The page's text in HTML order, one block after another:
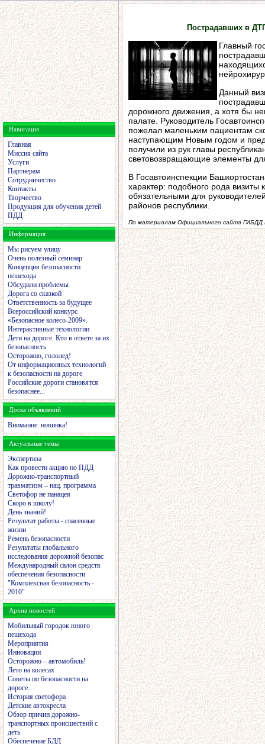
Навигация
Главная
Миссия сайта
Услуги
Партнерам
Сотрудничество
Контакты
Творчество
Продукция для обучения детей
ПДД
Информация
Мы рисуем улицу
Очень полезный семинар
Концепция безопасности
пешехода
Обсудили проблемы
Дорога со сказкой
Ответственность за будущее
Всероссийский конкурс
«Безопасное колесо-2009».
Интерактивные технологии
Дети на дороге. Кто в ответе за их
безопасность
Осторожно, гололед!
От информационных технологий
к безопасности на дороге
Российские дороги становятся
безопаснее...
Доска объявлений
Внимание: новинка!
Актуальные темы
Экспертиза
Как провести акцию по ПДД
Дорожно-транспортный
травматизм – нац. программа
Светофор не панацея
Скоро в школу!
День знаний!
Результат работы - спасенные
жизни
Ремень безопасности
Результаты глобального
исследования дорожной безопас
Международный салон средств
обеспечения безопасности
"Комплексная безопасность -
2010"
Архив новостей
Мобильный городок юного
пешехода
Мероприятия
Инновации
Осторожно – автомобиль!
Лето на колесах
Советы по безопасности на
дороге.
История светофора
Детские автокресла
Обзор причин дорожно-
транспортных происшествий с
деть
Обеспечение БДД
Пострадавших в
Главный
Данный
дорожного движения, а хотя бы
палате. Руководитель
пожелал маленьким пациентам
наступающим Новым годом и
получили из рук главы
световозвращающие элементы
В Госавтоинспекции
характер: подобного рода
обязательными для
районов республики.
По материалам Официального сайта ГИБДД